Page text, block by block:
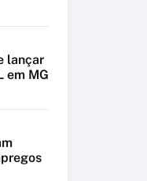
lançar
em MG